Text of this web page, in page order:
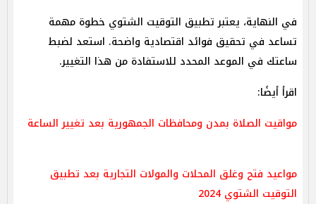
في النهاية، يعتبر تطبيق التوقيت الشتوي خطوة مهمة
تساعد في تحقيق فوائد اقتصادية واضحة. استعد لضبط
ساعتك في الموعد المحدد للاستفادة من هذا التغيير.
اقرأ أيضًا:
مواقيت الصلاة بمدن ومحافظات الجمهورية بعد تغيير الساعة
مواعيد فتح وغلق المحلات والمولات التجارية بعد تطبيق
التوقيت الشتوي 2024